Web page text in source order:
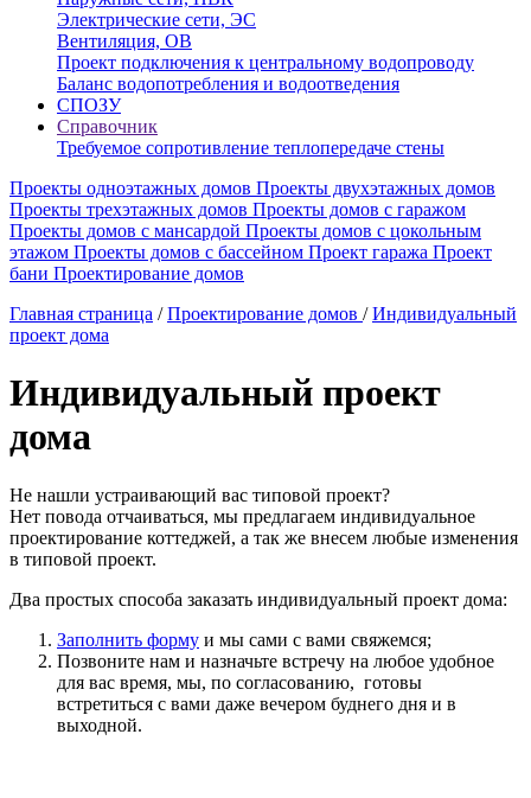
Электрические сети, ЭС
Вентиляция, ОВ
Проект подключения к центральному водопроводу
Баланс водопотребления и водоотведения
СПОЗУ
Справочник
Требуемое сопротивление теплопередаче стены
Проекты одноэтажных домов Проекты двухэтажных домов
Проекты трехэтажных домов Проекты домов с гаражом
Проекты домов с мансардой Проекты домов с цокольным
этажом Проекты домов с бассейном Проект гаража Проект
бани Проектирование домов
Главная страница / Проектирование домов / Индивидуальный
проект дома
Индивидуальный проект
дома
Не нашли устраивающий вас типовой проект?
Нет повода отчаиваться, мы предлагаем индивидуальное
проектирование коттеджей, а так же внесем любые изменения
в типовой проект.
Два простых способа заказать индивидуальный проект дома:
Заполнить форму и мы сами с вами свяжемся;
Позвоните нам и назначьте встречу на любое удобное
для вас время, мы, по согласованию, готовы
встретиться с вами даже вечером буднего дня и в
выходной.